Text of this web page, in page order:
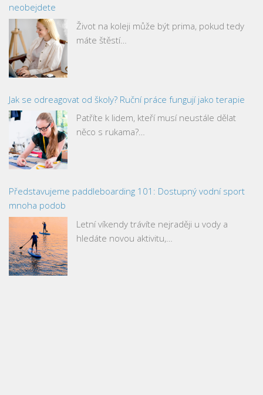
neobejdete
Život na koleji může být prima, pokud tedy
máte štěstí…
Jak se odreagovat od školy? Ruční práce fungují jako terapie
Patříte k lidem, kteří musí neustále dělat
něco s rukama?…
Představujeme paddleboarding 101: Dostupný vodní sport
mnoha podob
Letní víkendy trávíte nejraději u vody a
hledáte novou aktivitu,…